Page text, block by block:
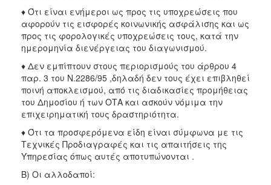
♦ Ότι είναι ενήμεροι ως προς τις υποχρεώσεις που
αφορούν τις εισφορές κοινωνικής ασφάλισης και ως
προς τις φορολογικές υποχρεώσεις τους, κατά την
ημερομηνία διενέργειας του διαγωνισμού.
♦ Δεν εμπίπτουν στους περιορισμούς του άρθρου 4
παρ. 3 του Ν.2286/95 ,δηλαδή δεν τους έχει επιβληθεί
ποινή αποκλεισμού, από τις διαδικασίες προμήθειας
του Δημοσίου ή των ΟΤΑ και ασκούν νόμιμα την
επιχειρηματική τους δραστηριότητα.
♦ Ότι τα προσφερόμενα είδη είναι σύμφωνα με τις
Τεχνικές Προδιαγραφές και τις απαιτήσεις της
Υπηρεσίας όπως αυτές αποτυπώνονται .
Β) Οι αλλοδαποί: